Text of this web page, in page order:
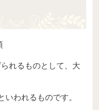
れるものとして、大
いわれるものです。